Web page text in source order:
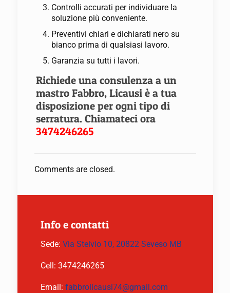
Controlli accurati per individuare la
soluzione più conveniente.
Preventivi chiari e dichiarati nero su
bianco prima di qualsiasi lavoro.
Garanzia su tutti i lavori.
Richiede una consulenza a un
mastro Fabbro, Licausi è a tua
disposizione per ogni tipo di
serratura. Chiamateci ora
3474246265
Comments are closed.
Info e contatti
Sede: Via Stelvio 10, 20822 Seveso MB
Cell: 3474246265
Email: fabbrolicausi74@gmail.com